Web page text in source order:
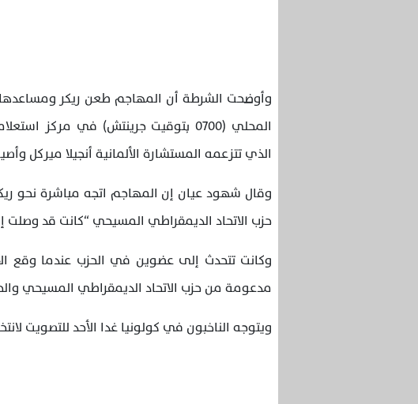
وأوضحت الشرطة أن المهاجم طعن ريكر
المحلي (0700 بتوقيت جرينتش) في مركز
الذي تتزعمه المستشارة الألمانية أنجيلا ميركل
وقال شهود عيان إن المهاجم اتجه مباشرة نحو
حزب الاتحاد الديمقراطي المسيحي “كانت قد وصلت
وكانت تتحدث إلى عضوين في الحزب عندما وقع
مدعومة من حزب الاتحاد الديمقراطي المسيحي
ويتوجه الناخبون في كولونيا غدا الأحد للتصويت